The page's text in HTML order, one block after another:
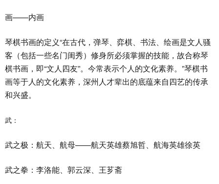
画——内画
琴棋书画的定义“在古代，弹琴、弈棋、书法、绘画是文人骚
客（包括一些名门闺秀）修身所必须掌握的技能，故合称琴
棋书画，即“文人四友”。今常表示个人的文化素养。”琴棋书
画等于人的文化素养，深州人才辈出的底蕴来自四艺的传承
和兴盛。
武：
武之极：航天、航母——航天英雄蔡旭哲、航海英雄徐英
武之拳：李洛能、郭云深、王芗斋